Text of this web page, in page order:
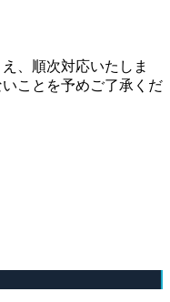
、順次対応いたしま
ことを予めご了承くだ